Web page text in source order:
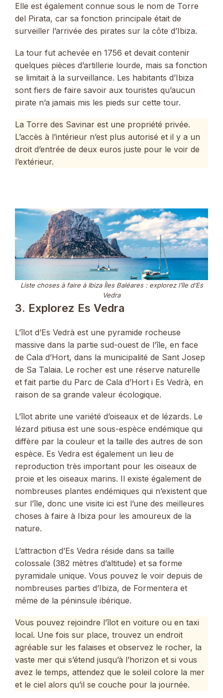
Elle est également connue sous le nom de Torre
del Pirata, car sa fonction principale était de
surveiller l’arrivée des pirates sur la côte d’Ibiza.
La tour fut achevée en 1756 et devait contenir
quelques pièces d’artillerie lourde, mais sa fonction
se limitait à la surveillance. Les habitants d’Ibiza
sont fiers de faire savoir aux touristes qu’aucun
pirate n’a jamais mis les pieds sur cette tour.
La Torre des Savinar est une propriété privée.
L’accès à l’intérieur n’est plus autorisé et il y a un
droit d’entrée de deux euros juste pour le voir de
l’extérieur.
Liste choses à faire àIbiza Îles Baléares : explorez l’île d’Es
Vedra
3. Explorez Es Vedra
L’îlot d’Es Vedrà est une pyramide rocheuse
massive dans la partie sud-ouest de l’île, en face
de Cala d’Hort, dans la municipalité de Sant Josep
de Sa Talaia. Le rocher est une réserve naturelle
et fait partie du Parc de Cala d’Hort i Es Vedrà, en
raison de sa grande valeur écologique.
L’îlot abrite une variété d’oiseaux et de lézards. Le
lézard pitiusa est une sous-espèce endémique qui
diffère par la couleur et la taille des autres de son
espèce. Es Vedra est également un lieu de
reproduction très important pour les oiseaux de
proie et les oiseaux marins. Il existe également de
nombreuses plantes endémiques qui n’existent que
sur l’île, donc une visite ici est l’une des meilleures
choses à faire à Ibiza pour les amoureux de la
nature.
L’attraction d’Es Vedra réside dans sa taille
colossale (382 mètres d’altitude) et sa forme
pyramidale unique. Vous pouvez le voir depuis de
nombreuses parties d’Ibiza, de Formentera et
même de la péninsule ibérique.
Vous pouvez rejoindre l’îlot en voiture ou en taxi
local. Une fois sur place, trouvez un endroit
agréable sur les falaises et observez le rocher, la
vaste mer qui s’étend jusqu’à l’horizon et si vous
avez le temps, attendez que le soleil colore la mer
et le ciel alors qu’il se couche pour la journée.